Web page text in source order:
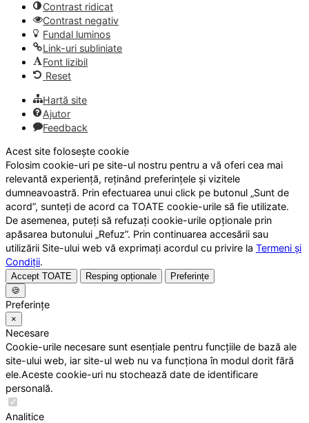
Contrast ridicat
Contrast negativ
Fundal luminos
Link-uri subliniate
Font lizibil
Reset
Hartă site
Ajutor
Feedback
Acest site folosește cookie
Folosim cookie-uri pe site-ul nostru pentru a vă oferi cea mai
relevantă experiență, reținând preferințele și vizitele
dumneavoastră. Prin efectuarea unui click pe butonul „Sunt de
acord”, sunteți de acord ca TOATE cookie-urile să fie utilizate.
De asemenea, puteți să refuzați cookie-urile opționale prin
apăsarea butonului „Refuz”. Prin continuarea accesării sau
utilizării Site-ului web vă exprimați acordul cu privire la Termeni și
Condiții.
Accept TOATE Resping opționale
Preferințe
🍪
Preferințe
×
Necesare
Cookie-urile necesare sunt esențiale pentru funcțiile de bază ale
site-ului web, iar site-ul web nu va funcționa în modul dorit fără
ele.Aceste cookie-uri nu stochează date de identificare
personală.
Analitice